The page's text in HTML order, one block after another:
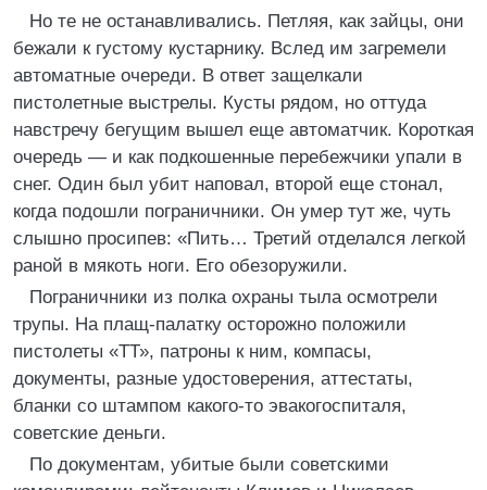
Но те не останавливались. Петляя, как зайцы, они
бежали к густому кустарнику. Вслед им загремели
автоматные очереди. В ответ защелкали
пистолетные выстрелы. Кусты рядом, но оттуда
навстречу бегущим вышел еще автоматчик. Короткая
очередь — и как подкошенные перебежчики упали в
снег. Один был убит наповал, второй еще стонал,
когда подошли пограничники. Он умер тут же, чуть
слышно просипев: «Пить… Третий отделался легкой
раной в мякоть ноги. Его обезоружили.
Пограничники из полка охраны тыла осмотрели
трупы. На плащ-палатку осторожно положили
пистолеты «ТТ», патроны к ним, компасы,
документы, разные удостоверения, аттестаты,
бланки со штампом какого-то эвакогоспиталя,
советские деньги.
По документам, убитые были советскими